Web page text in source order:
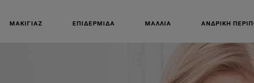
ΜΑΚΙΓΙΆΖ ΕΠΙΔΕΡΜΊΔΑ ΜΑΛΛΙΆ ΑΝΔΡΙΚΉ